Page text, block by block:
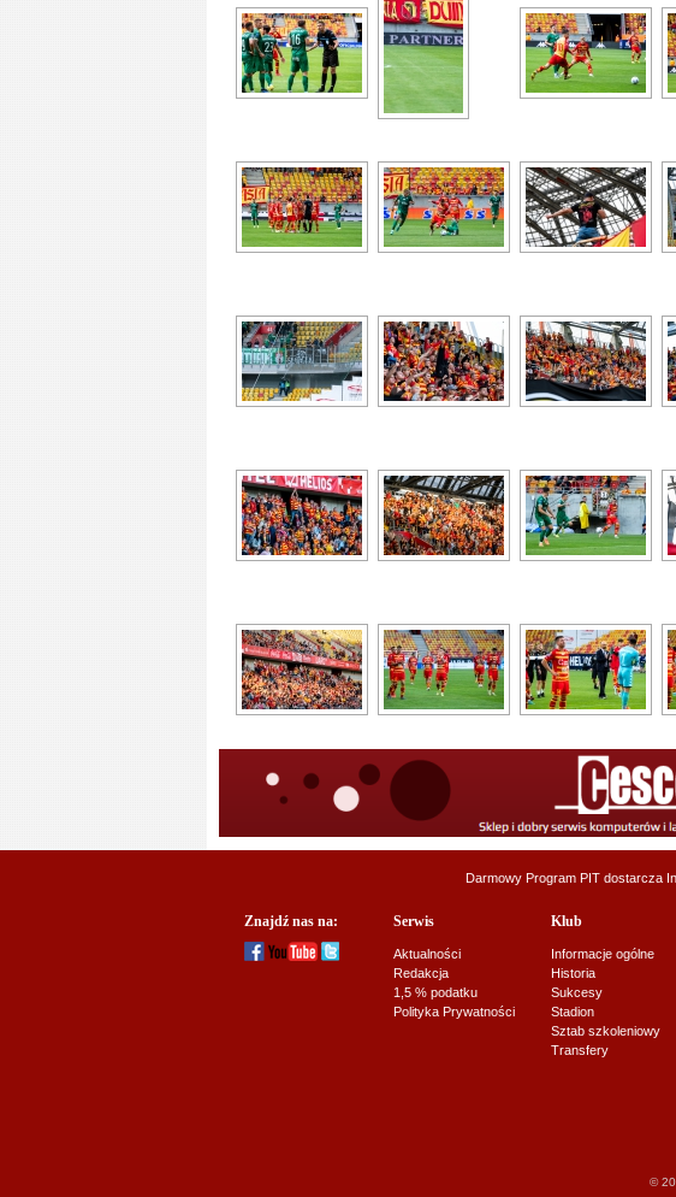
Darmowy Program PIT dostarcza
Znajdź nas na: Serwis
Aktualności
Redakcja
1,5 % podatku
Polityka Prywatności
Klub
Informacje ogólne
Historia
Sukcesy
Stadion
Sztab szkoleniowy
Transfery
©